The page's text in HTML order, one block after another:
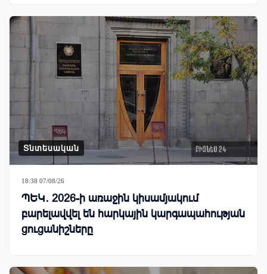
Տնտեսական
18:38 07/08/26
ՊԵԿ․ 2026-ի առաջին կիսամյակում
բարելավվել են հարկային կարգապահության
ցուցանիշները